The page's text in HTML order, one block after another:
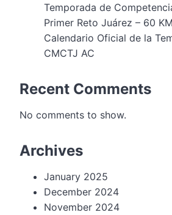
Temporada de
Primer Reto Juárez – 60 KM
Calendario Oficial de la
CMCTJ AC
Recent Comments
No comments to show.
Archives
January 2025
December 2024
November 2024